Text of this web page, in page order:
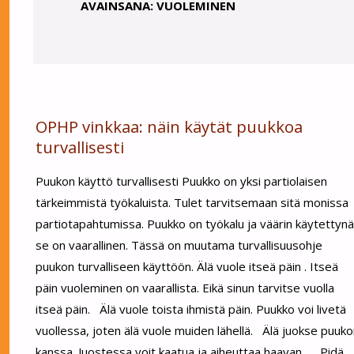
AVAINSANA: VUOLEMINEN
OPHP vinkkaa: näin käytät puukkoa
turvallisesti
Puukon käyttö turvallisesti Puukko on yksi partiolaisen
tärkeimmistä työkaluista. Tulet tarvitsemaan sitä monissa
partiotapahtumissa. Puukko on työkalu ja väärin käytettynä
se on vaarallinen. Tässä on muutama turvallisuusohje
puukon turvalliseen käyttöön. Älä vuole itseä päin . Itseä
päin vuoleminen on vaarallista. Eikä sinun tarvitse vuolla
itseä päin. Älä vuole toista ihmistä päin. Puukko voi livetä
vuollessa, joten älä vuole muiden lähellä. Älä juokse